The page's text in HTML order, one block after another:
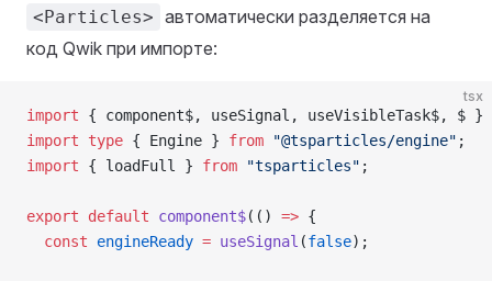
<Particles> автоматически разделяется на
код Qwik при импорте:
tsx
import { component$, useSignal, useVisibleTask$, $ }
import type { Engine } from "@tsparticles/engine" ;
import { loadFull } from "tsparticles" ;
export default component$(() => {
  const
engineReady = useSignal (false);